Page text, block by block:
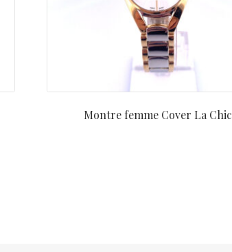
Montre femme Cover La Chic